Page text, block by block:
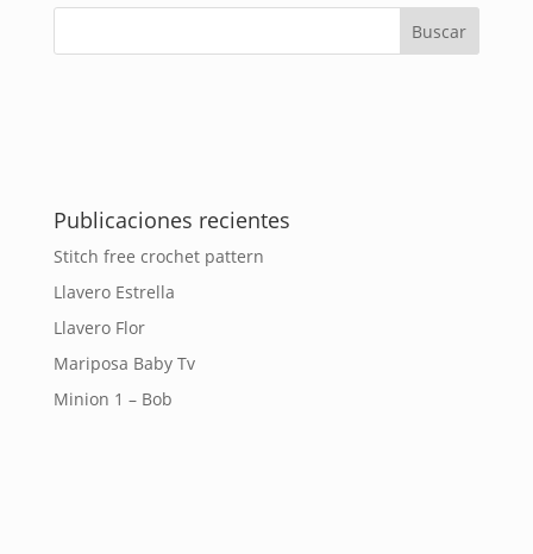
Publicaciones recientes
Stitch free crochet pattern
Llavero Estrella
Llavero Flor
Mariposa Baby Tv
Minion 1 – Bob